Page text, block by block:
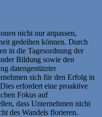
nicht nur anpassen,
gedeihen können. Durch
in die Tagesordnung der
Bildung sowie den
datengestützter
sich für den Erfolg in
erfordert eine proaktive
Fokus auf
dass Unternehmen nicht
des Wandels florieren.